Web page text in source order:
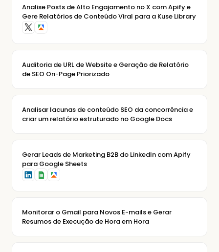
Analise Posts de Alto Engajamento no X com Apify e
Gere Relatórios de Conteúdo Viral para a Kuse Library
Auditoria de URL de Website e Geração de Relatório
de SEO On-Page Priorizado
Analisar lacunas de conteúdo SEO da concorrência e
criar um relatório estruturado no Google Docs
Gerar Leads de Marketing B2B do LinkedIn com Apify
para Google Sheets
Monitorar o Gmail para Novos E-mails e Gerar
Resumos de Execução de Hora em Hora